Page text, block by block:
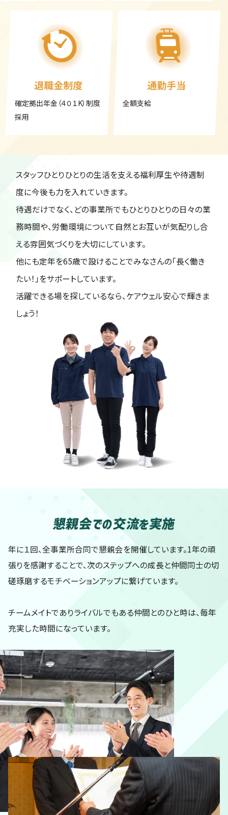
退職金制度
確定拠出年金（４０１K）制度
採用
通勤手当
全額支給
スタッフひとりひとりの生活を支える福利厚生や待遇制
度に今後も力を入れていきます。
待遇だけでなく、どの事業所でもひとりひとりの日々の業
務時間や、労働環境について自然とお互いが気配りし合
える雰囲気づくりを大切にしています。
他にも定年を65歳で設けることでみなさんの「長く働き
たい！」をサポートしています。
活躍できる場を探しているなら、ケアウェル安心で輝きま
しょう！
懇親会での交流を実施
年に１回、全事業所合同で懇親会を開催しています。1年の頑
張りを感謝することで、次のステップへの成長と仲間同士の切
磋琢磨するモチベーションアップに繋げています。
チームメイトでありライバルでもある仲間とのひと時は、毎年
充実した時間になっています。